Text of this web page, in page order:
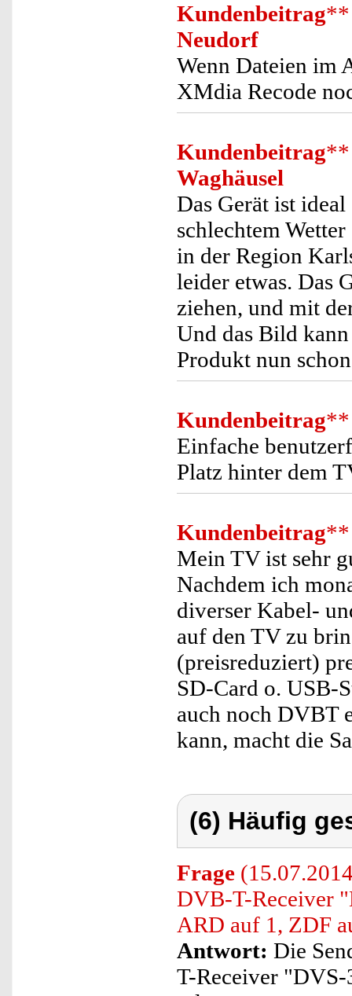
Kundenbeitrag**
Neudorf
Wenn Dateien im
XMdia Recode
Kundenbeitrag**
Waghäusel
Das Gerät ist
schlechtem
in der Region
leider etwas. Das
ziehen, und mit
Und das Bild kann
Produkt nun
Kundenbeitrag**
Einfache
Platz hinter dem
Kundenbeitrag**
Mein TV ist sehr
Nachdem ich
diverser Kabel-
auf den TV zu
(preisreduziert)
SD-Card o. USB-
auch noch DVBT
kann, macht die
(6) Häufig
Frage
DVB-T-Receiver
ARD auf 1, ZDF
Antwort: Die
T-Receiver